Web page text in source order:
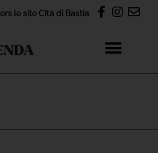
le site Cità di Bastia